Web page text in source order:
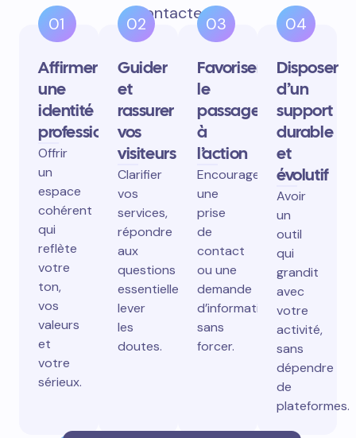
contactent.
01
Affirmer
une
identité
professionnelle
Offrir
un
espace
cohérent
qui
reflète
votre
ton,
vos
valeurs
et
votre
sérieux.
02
Guider
et
rassurer
vos
visiteurs
Clarifier
vos
services,
répondre
aux
questions
essentielles,
lever
les
doutes.
03
Favoriser
le
passage
à
l’action
Encourager
une
prise
de
contact
ou une
demande
d’information
sans
forcer.
04
Disposer
d’un
support
durable
et
évolutif
Avoir
un
outil
qui
grandit
avec
votre
activité,
sans
dépendre
de
plateformes.